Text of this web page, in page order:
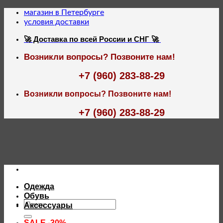
Skip
магазин в Петербурге
условия доставки
🚀 Доставка по всей России и СНГ 🚀
Возникли вопросы? Позвоните нам!
+7 (960) 283-88-29
Возникли вопросы? Позвоните нам!
+7 (960) 283-88-29
Искать:
Одежда
Обувь
Аксессуары